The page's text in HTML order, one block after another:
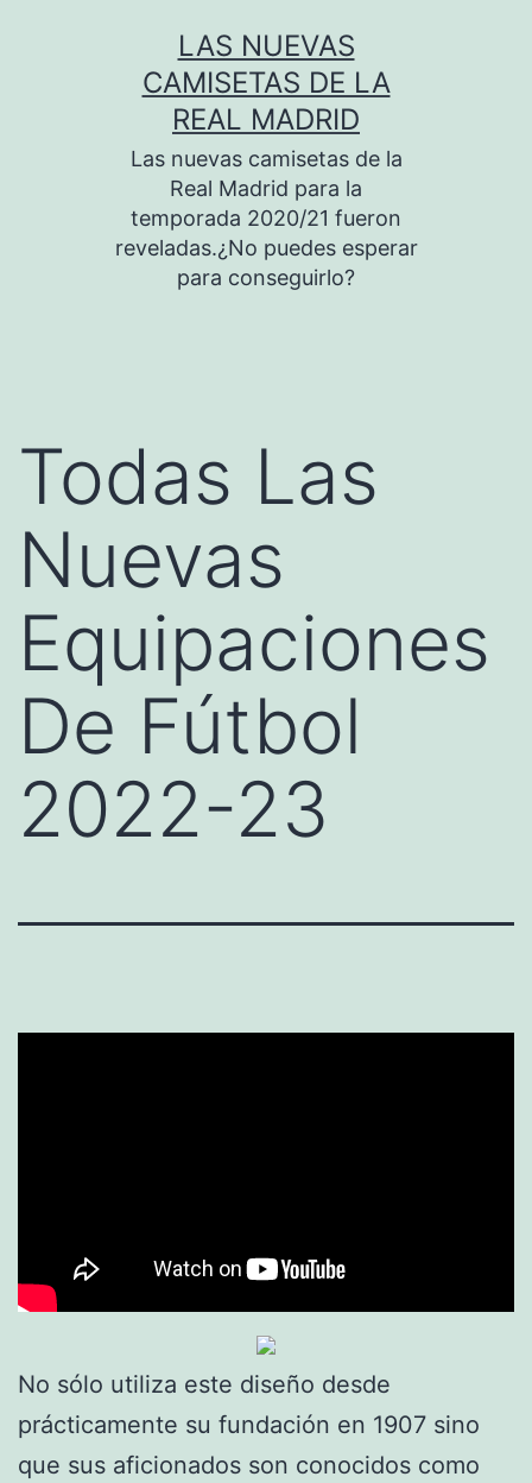
LAS NUEVAS
CAMISETAS DE LA
REAL MADRID
Las nuevas camisetas de la
Real Madrid para la
temporada 2020/21 fueron
reveladas.¿No puedes esperar
para conseguirlo?
Todas Las
Nuevas
Equipaciones
De Fútbol
2022-23
No sólo utiliza este diseño desde
prácticamente su fundación en 1907 sino
que sus aficionados son conocidos como